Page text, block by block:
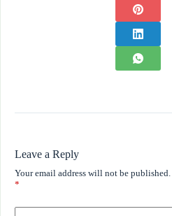
Leave a Reply
Your email address will not be published.
*